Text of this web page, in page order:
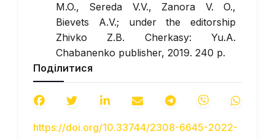
M.O., Sereda V.V., Zanora V. O.,
Bievets A.V.; under the editorship
Zhivko Z.B. Cherkasy: Yu.A.
Chabanenko publisher, 2019. 240 p.
Zhykhor O. B. Economic security:
textbook. for university students / [O.
B. Zhihor and others] ; under the
B. Zhihor, Dr. Econ. Sciences, Prof. O.
Поділитися
https://doi.org/10.33744/2308-6645-2022-